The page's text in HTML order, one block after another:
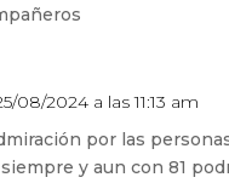
08/2024 a las 11:13 am
por las
y aun con 81